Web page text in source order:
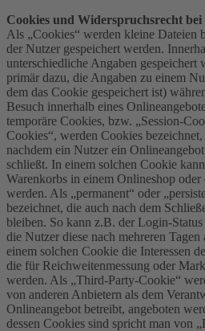
Cookies und Widerspruchsrecht
Als „Cookies“ werden kleine Dateien
der Nutzer gespeichert werden.
unterschiedliche Angaben
primär dazu, die Angaben zu einem
dem das Cookie gespeichert ist)
Besuch innerhalb eines
temporäre Cookies, bzw. „Session-
Cookies“, werden Cookies
nachdem ein Nutzer ein
schließt. In einem solchen Cookie
Warenkorbs in einem Onlineshop
werden. Als „permanent“ oder
bezeichnet, die auch nach dem
bleiben. So kann z.B. der Login-
die Nutzer diese nach mehreren
einem solchen Cookie die Interessen
die für Reichweitenmessung oder
werden. Als „Third-Party-Cookie“
von anderen Anbietern als dem
Onlineangebot betreibt, angeboten
dessen Cookies sind spricht man von